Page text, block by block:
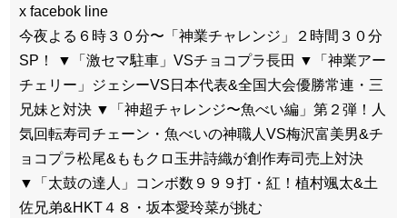
x facebok line
今夜よる６時３０分〜「神業チャレンジ」２時間３０分
SP！ ▼「激セマ駐車」VSチョコプラ長田 ▼「神業アー
チェリー」ジェシーVS日本代表&全国大会優勝常連・三
兄妹と対決 ▼「神超チャレンジ〜魚べい編」第２弾！人
気回転寿司チェーン・魚べいの神職人VS梅沢富美男&チ
ョコプラ松尾&ももクロ玉井詩織が創作寿司売上対決
▼「太鼓の達人」コンボ数９９９打・紅！植村颯太&土
佐兄弟&HKT４８・坂本愛玲菜が挑む